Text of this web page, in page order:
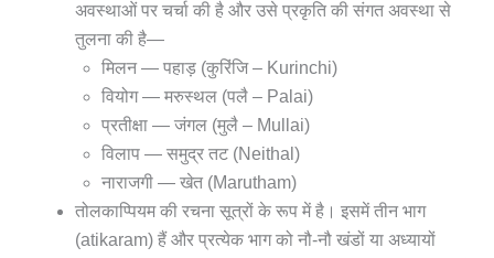
अवस्थाओं पर चर्चा की है और उसे प्रकृति की संगत अवस्था से
तुलना की है—
मिलन — पहाड़ (कुरिंजि – Kurinchi)
वियोग — मरुस्थल (पलै – Palai)
प्रतीक्षा — जंगल (मुलै – Mullai)
विलाप — समुद्र तट (Neithal)
नाराजगी — खेत (Marutham)
तोलकाप्पियम की रचना सूत्रों के रूप में है। इसमें तीन भाग
(atikaram) हैं और प्रत्येक भाग को नौ-नौ खंडों या अध्यायों